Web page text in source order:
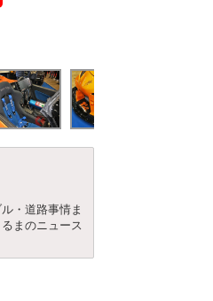
・道路事情ま
まのニュース